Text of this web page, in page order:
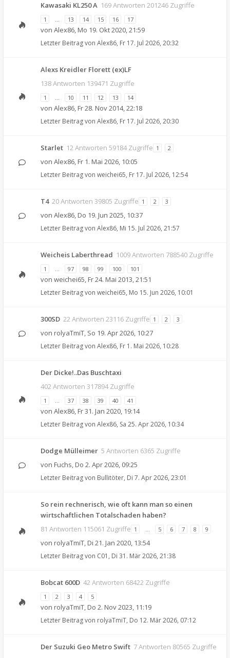
Kawasaki KL250 A 169 Antworten 201246 Zugriffe
1 … 13 14 15 16 17
von Alex86, Mo 19. Okt 2020, 21:59
Letzter Beitrag von Alex86, Fr 17. Jul 2026, 20:32
Alexs Kreidler Florett (ex)LF
138 Antworten 139471 Zugriffe
1 … 10 11 12 13 14
von Alex86, Fr 28. Nov 2014, 22:18
Letzter Beitrag von Alex86, Fr 17. Jul 2026, 20:30
Starlet 12 Antworten 59184 Zugriffe 1 2
von Alex86, Fr 1. Mai 2026, 10:05
Letzter Beitrag von weichei65, Fr 17. Jul 2026, 12:54
T4 20 Antworten 39805 Zugriffe 1 2 3
von Alex86, Do 19. Jun 2025, 10:37
Letzter Beitrag von Alex86, Mi 15. Jul 2026, 21:57
Weicheis Laberthread 1009 Antworten 788540 Zugriffe
1 … 97 98 99 100 101
von weichei65, Fr 24. Mai 2013, 21:51
Letzter Beitrag von weichei65, Mo 15. Jun 2026, 10:01
300SD 22 Antworten 23116 Zugriffe 1 2 3
von rolyaTmiT, So 19. Apr 2026, 10:27
Letzter Beitrag von Alex86, Fr 1. Mai 2026, 10:28
Der Dicke!..Das Buschtaxi
402 Antworten 317894 Zugriffe
1 … 37 38 39 40 41
von Alex86, Fr 31. Jan 2020, 19:14
Letzter Beitrag von Alex86, Sa 25. Apr 2026, 10:34
Dodge Mülleimer 5 Antworten 6365 Zugriffe
von Fuchs, Do 2. Apr 2026, 09:25
Letzter Beitrag von Bullitöter, Di 7. Apr 2026, 23:01
So rein rechnerisch, wie oft kann man so einen
wirtschaftlichen Totalschaden haben?
81 Antworten 115061 Zugriffe 1 … 5 6 7 8 9
von rolyaTmiT, Di 21. Jan 2020, 13:54
Letzter Beitrag von C01 , Di 31. Mär 2026, 21:38
Bobcat 600D 42 Antworten 68422 Zugriffe
1 2 3 4 5
von rolyaTmiT, Do 2. Nov 2023, 11:19
Letzter Beitrag von rolyaTmiT, Do 12. Mär 2026, 07:12
Der Suzuki Geo Metro Swift 7 Antworten 80565 Zugriffe